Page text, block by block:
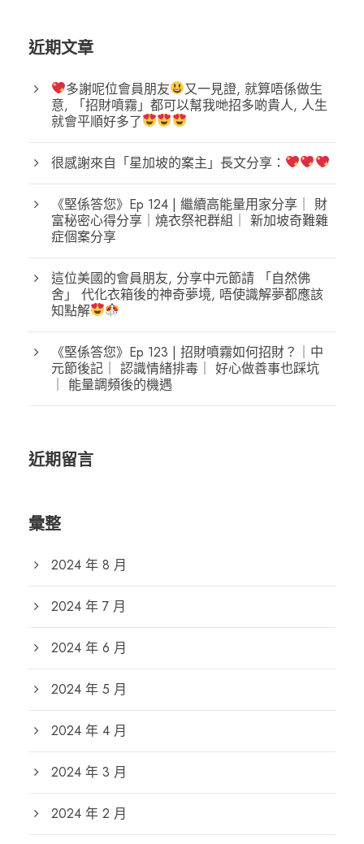
近期文章
多謝呢位會員朋友
又一見證, 就算唔係做生
意, 「招財噴霧」都可以幫我哋招多啲貴人, 人生
就會平順好多了
很感謝來自「星加坡的案主」長文分享：
《堅係答您》Ep 124 | 繼續高能量用家分享｜ 財
富秘密心得分享｜燒衣祭祀群組｜ 新加坡奇難雜
症個案分享
這位美國的會員朋友, 分享中元節請 「自然佛
舍」 代化衣箱後的神奇夢境, 唔使識解夢都應該
知點解
《堅係答您》Ep 123 | 招財噴霧如何招財？｜中
元節後記｜ 認識情緒排毒｜ 好心做善事也踩坑
｜ 能量調頻後的機遇
近期留言
彙整
2024 年 8 月
2024 年 7 月
2024 年 6 月
2024 年 5 月
2024 年 4 月
2024 年 3 月
2024 年 2 月